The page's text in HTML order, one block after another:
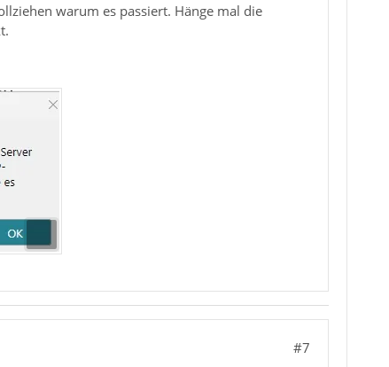
warum es passiert. Hänge mal die
#7